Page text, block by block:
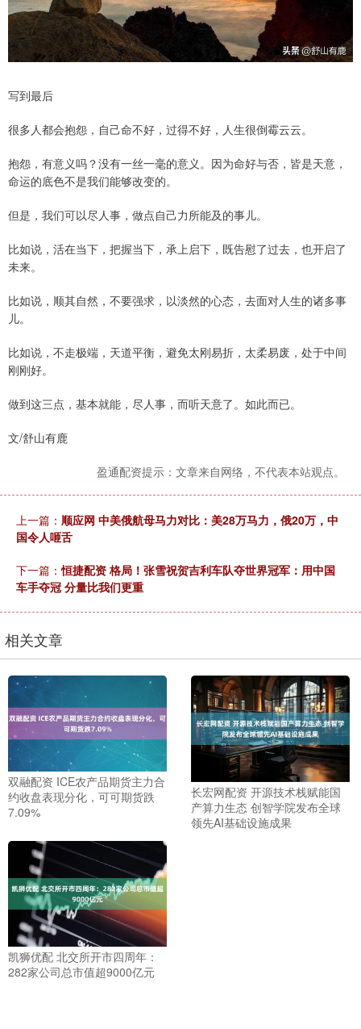
写到最后
很多人都会抱怨，自己命不好，过得不好，人生很倒霉云云。
抱怨，有意义吗？没有一丝一毫的意义。因为命好与否，皆是天意，
命运的底色不是我们能够改变的。
但是，我们可以尽人事，做点自己力所能及的事儿。
比如说，活在当下，把握当下，承上启下，既告慰了过去，也开启了
未来。
比如说，顺其自然，不要强求，以淡然的心态，去面对人生的诸多事
儿。
比如说，不走极端，天道平衡，避免太刚易折，太柔易废，处于中间
刚刚好。
做到这三点，基本就能，尽人事，而听天意了。如此而已。
文/舒山有鹿
盈通配资提示：文章来自网络，不代表本站观点。
上一篇： 顺应网 中美俄航母马力对比：美28万马力，俄20万，中
国令人咂舌
下一篇：恒捷配资 格局！张雪祝贺吉利车队夺世界冠军：用中国
车手夺冠 分量比我们更重
相关文章
双融配资 ICE农产品期货主力合
约收盘表现分化，可可期货跌
7.09%
长宏网配资 开源技术栈赋能国
产算力生态 创智学院发布全球
领先AI基础设施成果
凯狮优配 北交所开市四周年：
282家公司总市值超9000亿元